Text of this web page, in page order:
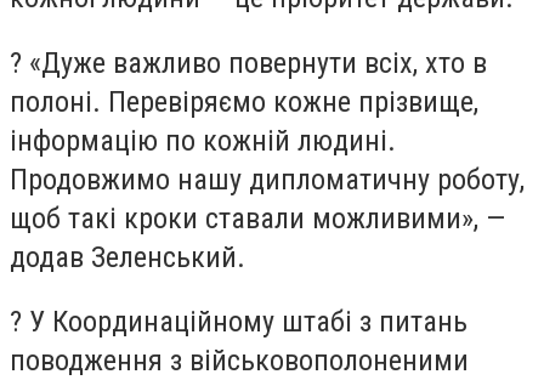
? «Дуже важливо повернути всіх, хто в
полоні. Перевіряємо кожне прізвище,
інформацію по кожній людині.
Продовжимо нашу дипломатичну роботу,
щоб такі кроки ставали можливими», —
додав Зеленський.
? У Координаційному штабі з питань
поводження з військовополоненими